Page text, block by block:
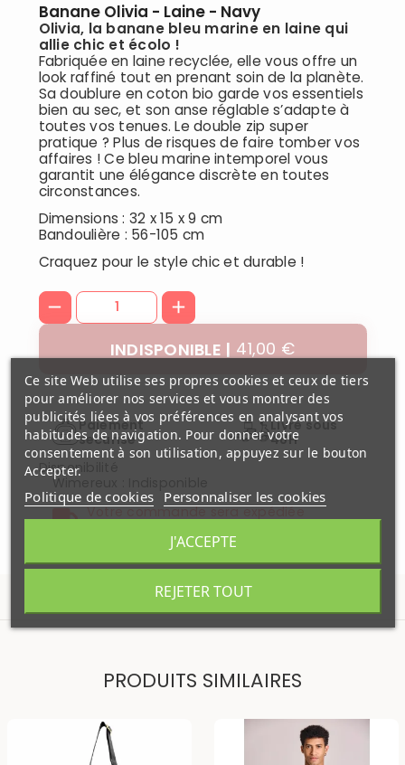
Banane Olivia - Laine - Navy
Olivia, la banane bleu marine en laine qui
allie chic et écolo !
Fabriquée en laine recyclée, elle vous offre un
look raffiné tout en prenant soin de la planète.
Sa doublure en coton bio garde vos essentiels
bien au sec, et son anse réglable s’adapte à
toutes vos tenues. Le double zip super
pratique ? Plus de risques de faire tomber vos
affaires ! Ce bleu marine intemporel vous
garantit une élégance discrète en toutes
circonstances.
Dimensions : 32 x 15 x 9 cm
Bandoulière : 56-105 cm
Craquez pour le style chic et durable !
41,00 €
INDISPONIBLE
Paiement
securisé
Livré sous
48H
Disponibilité
Wimereux
Votre commande sera expédiée
PRODUITS SIMILAIRES
Ce site Web utilise ses propres cookies et ceux de tiers
pour améliorer nos services et vous montrer des
publicités liées à vos préférences en analysant vos
habitudes de navigation. Pour donner votre
consentement à son utilisation, appuyez sur le bouton
Accepter.
Politique de cookies Personnaliser les cookies
REJETER TOUT
J'ACCEPTE